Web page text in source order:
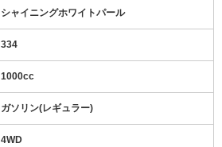
シャイニングホワイトパール
334
1000cc
ガソリン(レギュラー)
4WD